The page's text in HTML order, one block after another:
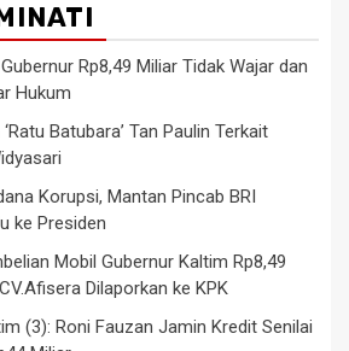
Rp8,49 Miliar Tidak Wajar dan
Hukum
Batubara’ Tan Paulin Terkait
Korupsi, Mantan Pincab BRI
ke Presiden
Mobil Gubernur Kaltim Rp8,49
Dilaporkan ke KPK
(3): Roni Fauzan Jamin Kredit Senilai